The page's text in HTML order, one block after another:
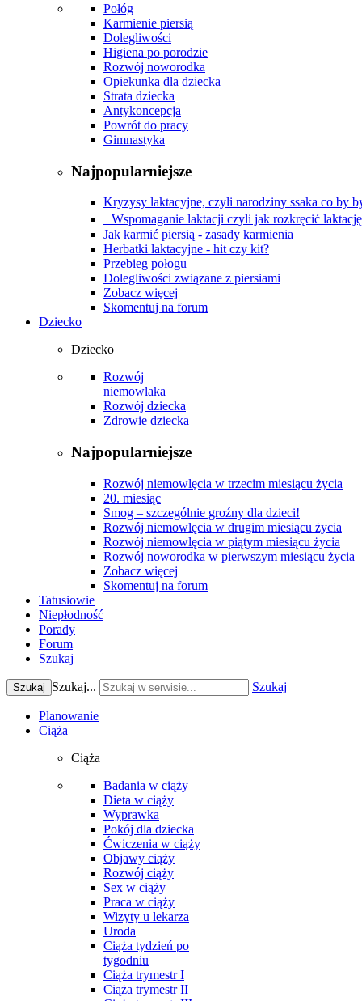
Połóg
Karmienie piersią
Dolegliwości
Higiena po porodzie
Rozwój noworodka
Opiekunka dla dziecka
Strata dziecka
Antykoncepcja
Powrót do pracy
Gimnastyka
Najpopularniejsze
Kryzysy laktacyjne, czyli narodziny ssaka co by
Wspomaganie laktacji czyli jak rozkręcić
Jak karmić piersią - zasady karmienia
Herbatki laktacyjne - hit czy kit?
Przebieg połogu
Dolegliwości związane z piersiami
Zobacz więcej
Skomentuj na forum
Dziecko
Dziecko
Rozwój
niemowlaka
Rozwój dziecka
Zdrowie dziecka
Najpopularniejsze
Rozwój niemowlęcia w trzecim miesiącu życia
20. miesiąc
Smog – szczególnie groźny dla dzieci!
Rozwój niemowlęcia w drugim miesiącu życia
Rozwój niemowlęcia w piątym miesiącu życia
Rozwój noworodka w pierwszym miesiącu życia
Zobacz więcej
Skomentuj na forum
Tatusiowie
Niepłodność
Porady
Forum
Szukaj
Szukaj Szukaj... Szukaj
Planowanie
Ciąża
Ciąża
Badania w ciąży
Dieta w ciąży
Wyprawka
Pokój dla dziecka
Ćwiczenia w ciąży
Objawy ciąży
Rozwój ciąży
Sex w ciąży
Praca w ciąży
Wizyty u lekarza
Uroda
Ciąża tydzień po
tygodniu
Ciąża trymestr I
Ciąża trymestr II